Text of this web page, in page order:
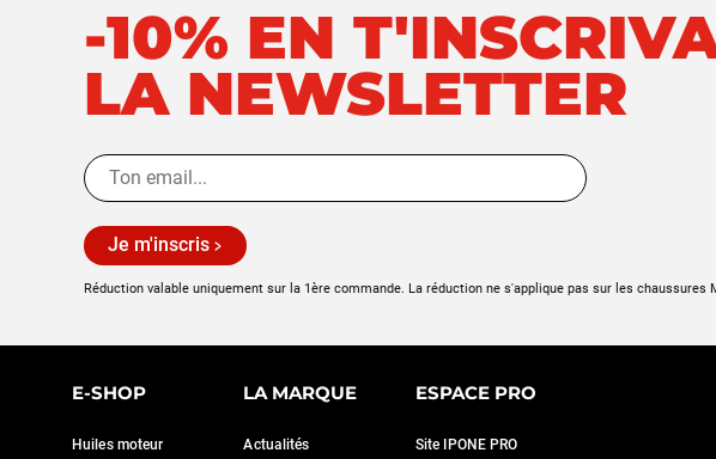
-10% EN
LA NEWSLETTER
Je m'inscris
Réduction valable uniquement sur la 1ère commande. La réduction ne s'applique pas sur les chaussures
E-SHOP
Huiles moteur
LA MARQUE
Actualités
ESPACE PRO
Site IPONE PRO